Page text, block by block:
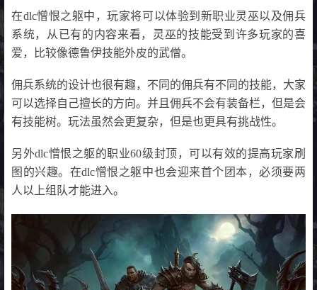
在dlc憎恨之躯中，玩家将可以体验到新职业灵巫以及佣兵
系统，从已有的内容来看，灵巫的技能受到许多玩家的喜
爱，比较像德鲁伊技能外皮的武僧。
佣兵系统的设计也很有趣，不同的佣兵有不同的技能，大家
可以选择自己擅长的方向。并且佣兵不会有装备栏，但是会
有技能树。玩法虽然会更复杂，但是也更具有挑战性。
另外dlc憎恨之躯的职业60级封顶，可以有效的提高玩家刷
图的兴趣。在dlc憎恨之躯中也会迎来首个团本，必须要两
人以上组队才能进入。